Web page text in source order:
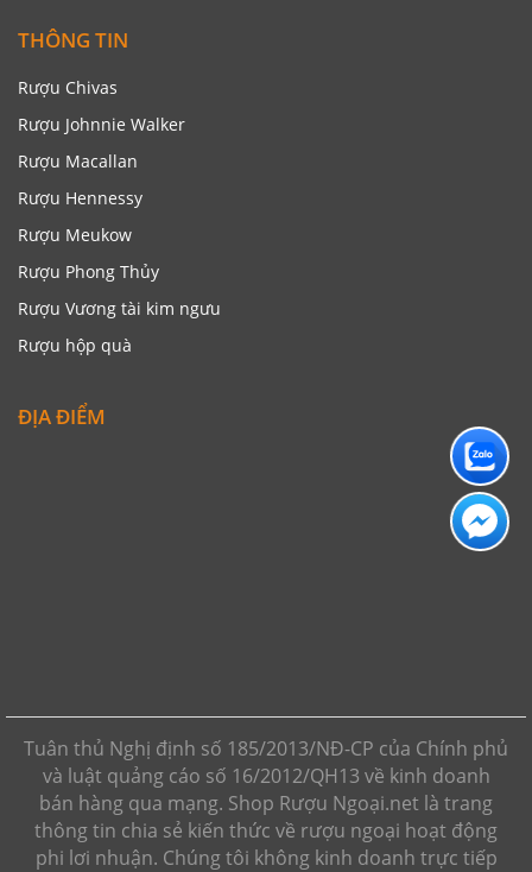
THÔNG TIN
Rượu Chivas
Rượu Johnnie Walker
Rượu Macallan
Rượu Hennessy
Rượu Meukow
Rượu Phong Thủy
Rượu Vương tài kim ngưu
Rượu hộp quà
ĐỊA ĐIỂM
Tuân thủ Nghị định số 185/2013/NĐ-CP của Chính phủ
và luật quảng cáo số 16/2012/QH13 về kinh doanh
bán hàng qua mạng. Shop Rượu Ngoại.net là trang
thông tin chia sẻ kiến thức về rượu ngoại hoạt động
phi lơi nhuận. Chúng tôi không kinh doanh trực tiếp